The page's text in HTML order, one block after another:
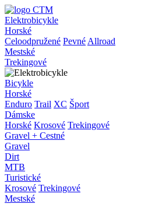
Elektrobicykle
Horské
Celoodpružené Pevné Allroad
Mestské
Trekingové
Bicykle
Horské
Enduro Trail XC Šport
Dámske
Horské Krosové Trekingové
Gravel + Cestné
Gravel
Dirt
MTB
Turistické
Krosové Trekingové
Mestské